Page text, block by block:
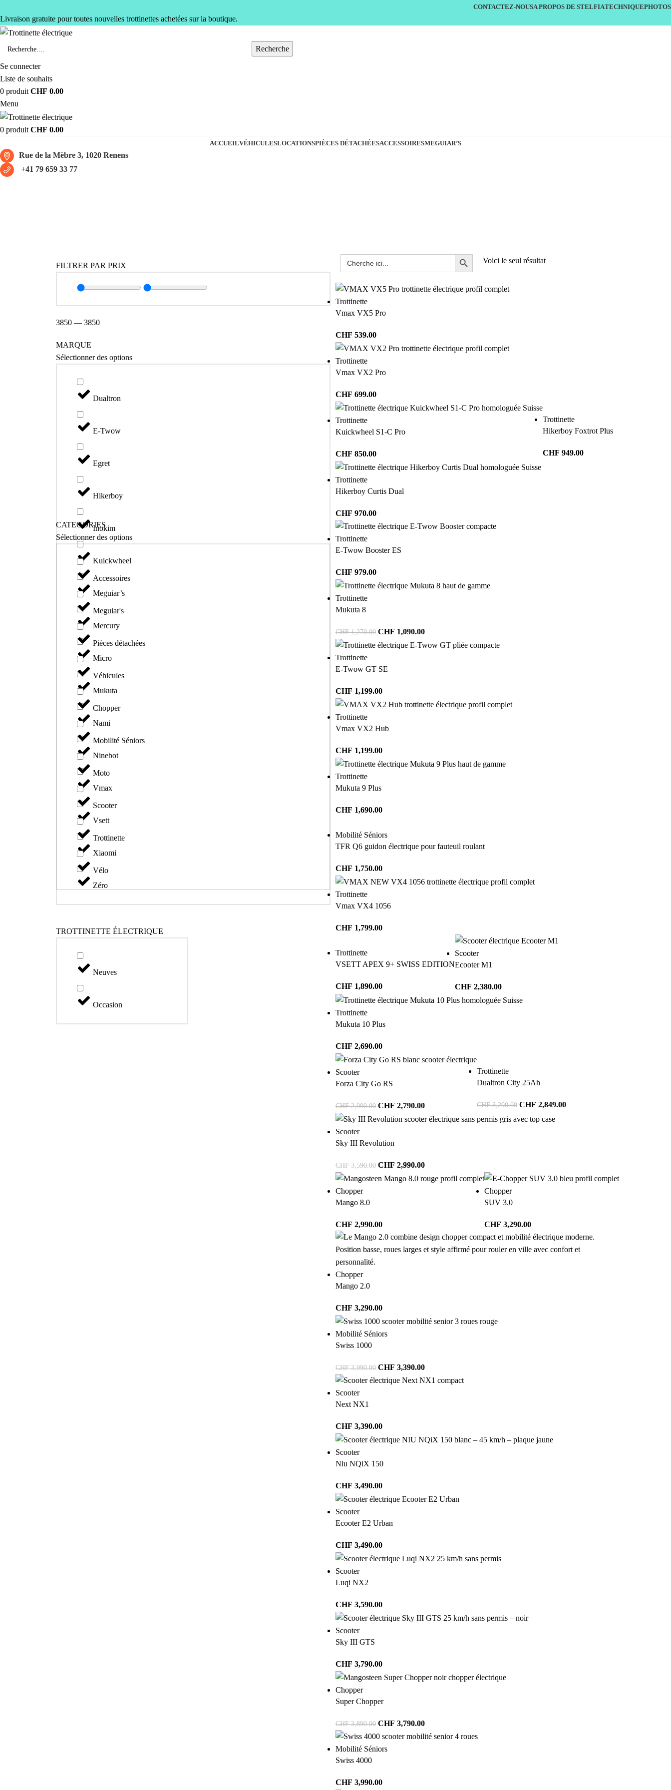
CONTACTEZ-NOUSA PROPOS DE STELFIATECHNIQUEPHOTOS
Livraison gratuite pour toutes nouvelles trottinettes achetées sur la boutique.
Recherche
Se connecter
Liste de souhaits
0 produit CHF 0.00
Menu
0 produit CHF 0.00
ACCUEILVÉHICULESLOCATIONSPIÈCES DÉTACHÉESACCESSOIRESMEGUIAR’S
Rue de la Mèbre 3, 1020 Renens
+41 79 659 33 77
FILTRER PAR PRIX
3850 — 3850
MARQUE
Sélectionner des options
Dualtron
E-Twow
Egret
Hikerboy
Inokim
Kuickwheel
Meguiar’s
Mercury
Micro
Mukuta
Nami
Ninebot
Vmax
Vsett
Xiaomi
Zéro
CATEGORIES
Sélectionner des options
Accessoires
Meguiar's
Pièces détachées
Véhicules
Chopper
Mobilité Séniors
Moto
Scooter
Trottinette
Vélo
TROTTINETTE ÉLECTRIQUE
Neuves
Occasion
Voici le seul résultat
Trottinette
Vmax VX5 Pro
CHF 539.00
Trottinette
Vmax VX2 Pro
CHF 699.00
Trottinette
Kuickwheel S1-C Pro
CHF 850.00
Trottinette
Hikerboy Foxtrot Plus
CHF 949.00
Trottinette
Hikerboy Curtis Dual
CHF 970.00
Trottinette
E-Twow Booster ES
CHF 979.00
Trottinette
Mukuta 8
CHF1,270.00 CHF 1,090.00
Trottinette
E-Twow GT SE
CHF 1,199.00
Trottinette
Vmax VX2 Hub
CHF 1,199.00
Trottinette
Mukuta 9 Plus
CHF 1,690.00
Mobilité Séniors
TFR Q6 guidon électrique pour fauteuil roulant
CHF 1,750.00
Trottinette
Vmax VX4 1056
CHF 1,799.00
Trottinette
VSETT APEX 9+ SWISS EDITION
CHF 1,890.00
Scooter
Ecooter M1
CHF 2,380.00
Trottinette
Mukuta 10 Plus
CHF 2,690.00
Scooter
Forza City Go RS
CHF2,990.00 CHF 2,790.00
Trottinette
Dualtron City 25Ah
CHF3,290.00 CHF 2,849.00
Scooter
Sky III Revolution
CHF3,590.00 CHF 2,990.00
Chopper
Mango 8.0
CHF 2,990.00
Chopper
SUV 3.0
CHF 3,290.00
Chopper
Mango 2.0
CHF 3,290.00
Mobilité Séniors
Swiss 1000
CHF3,990.00 CHF 3,390.00
Scooter
Next NX1
CHF 3,390.00
Scooter
Niu NQiX 150
CHF 3,490.00
Scooter
Ecooter E2 Urban
CHF 3,490.00
Scooter
Luqi NX2
CHF 3,590.00
Scooter
Sky III GTS
CHF 3,790.00
Chopper
Super Chopper
CHF3,890.00 CHF 3,790.00
Mobilité Séniors
Swiss 4000
CHF 3,990.00